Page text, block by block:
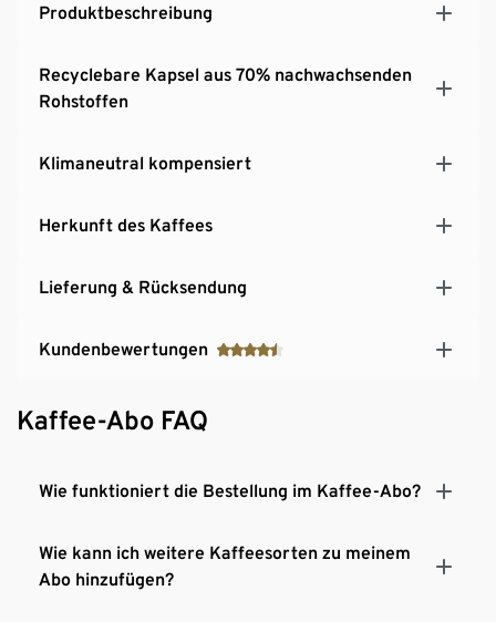
Produktbeschreibung
Recyclebare Kapsel aus 70% nachwachsenden
Rohstoffen
Klimaneutral kompensiert
Herkunft des Kaffees
Lieferung & Rücksendung
Kundenbewertungen
Kaffee-Abo FAQ
Wie funktioniert die Bestellung im Kaffee-Abo?
Wie kann ich weitere Kaffeesorten zu meinem
Abo hinzufügen?